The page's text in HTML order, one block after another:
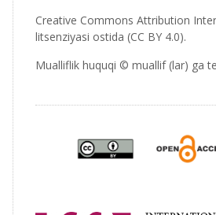
Creative Commons Attribution
litsenziyasi ostida (CC BY 4.0).
Mualliflik huquqi © muallif (lar) ga